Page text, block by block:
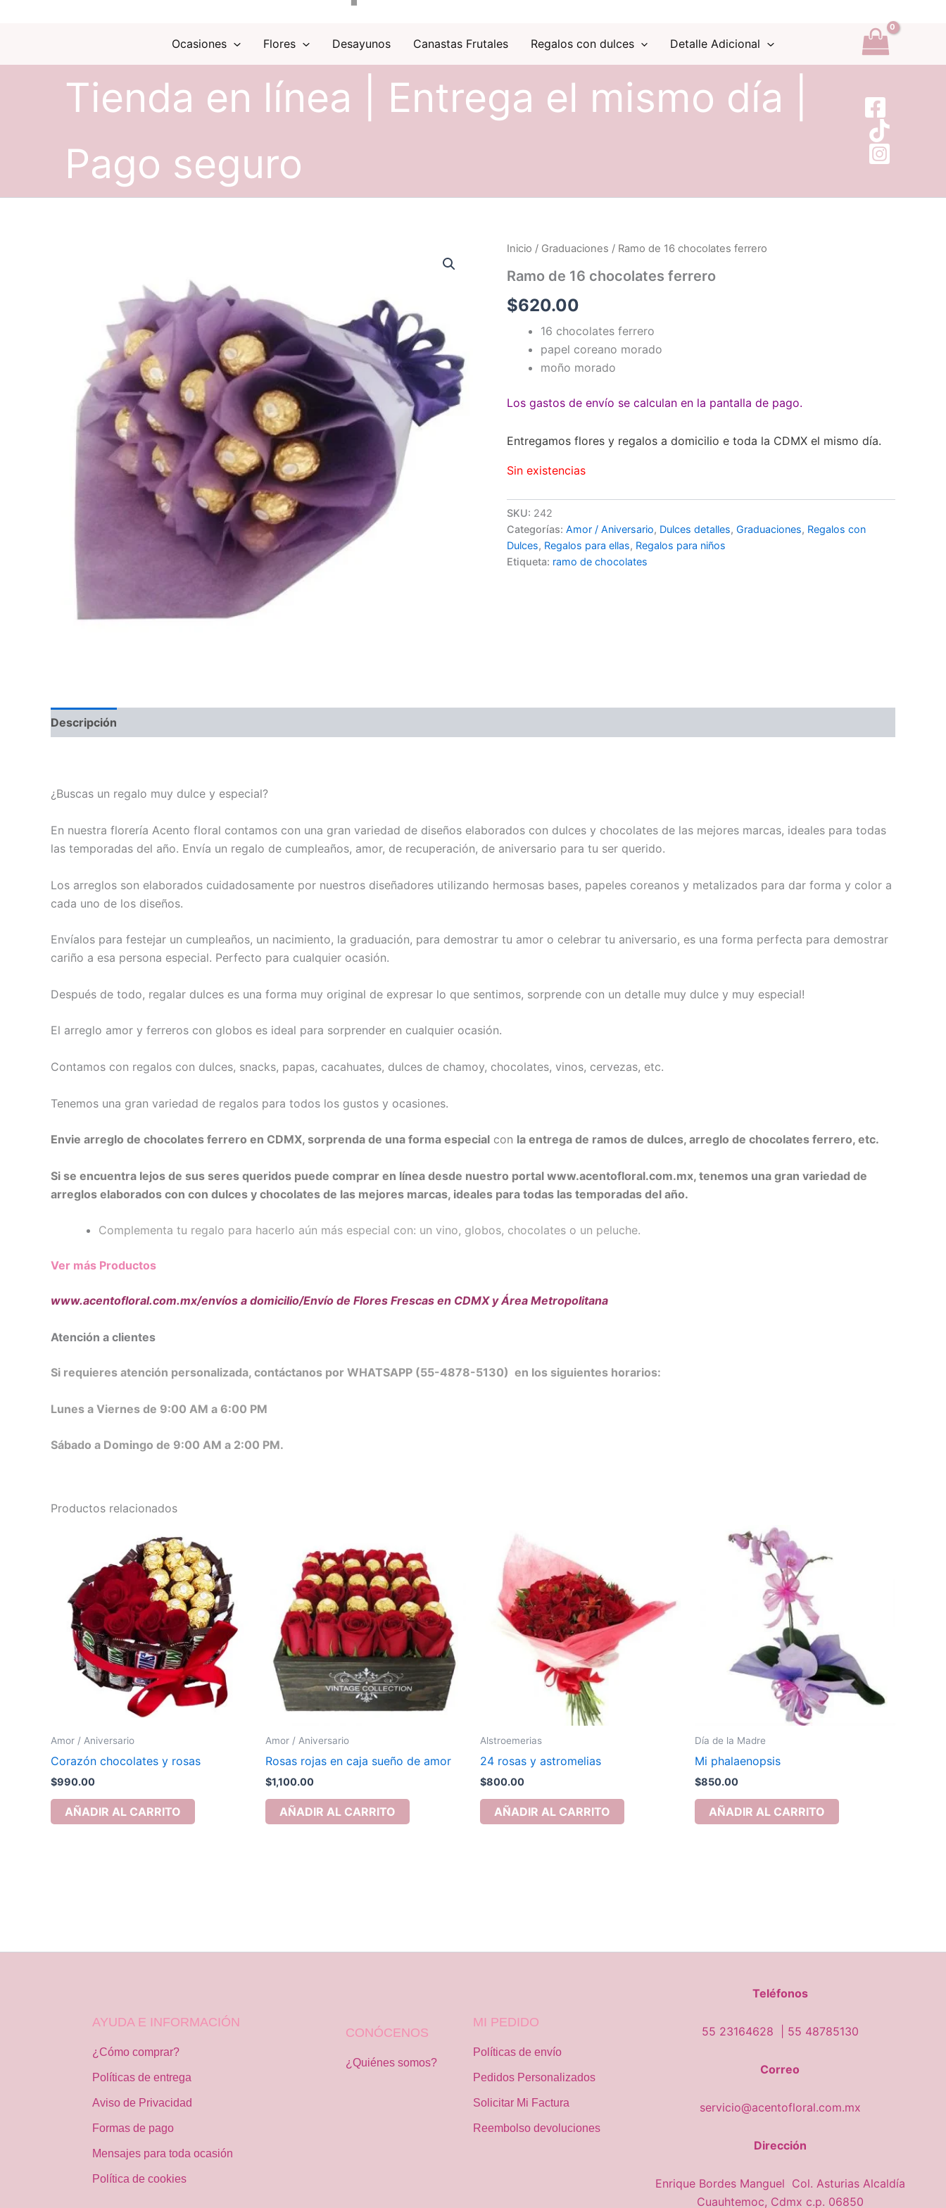
Ocasiones Flores Desayunos Canastas Frutales Regalos con dulces Detalle Adicional
Tienda en línea | Entrega el mismo día |
Pago seguro
Inicio / Graduaciones / Ramo de 16 chocolates ferrero
Ramo de 16 chocolates ferrero
$620.00
16 chocolates ferrero
papel coreano morado
moño morado
Los gastos de envío se calculan en la pantalla de pago.
Entregamos flores y regalos a domicilio e toda la CDMX el mismo día.
Sin existencias
SKU: 242
Categorías: Amor / Aniversario, Dulces detalles, Graduaciones, Regalos con
Dulces, Regalos para ellas, Regalos para niños
Etiqueta: ramo de chocolates
Descripción
¿Buscas un regalo muy dulce y especial?
En nuestra florería Acento floral contamos con una gran variedad de diseños elaborados con dulces y chocolates de las mejores marcas, ideales para todas
las temporadas del año. Envía un regalo de cumpleaños, amor, de recuperación, de aniversario para tu ser querido.
Los arreglos son elaborados cuidadosamente por nuestros diseñadores utilizando hermosas bases, papeles coreanos y metalizados para dar forma y color a
cada uno de los diseños.
Envíalos para festejar un cumpleaños, un nacimiento, la graduación, para demostrar tu amor o celebrar tu aniversario, es una forma perfecta para demostrar
cariño a esa persona especial. Perfecto para cualquier ocasión.
Después de todo, regalar dulces es una forma muy original de expresar lo que sentimos, sorprende con un detalle muy dulce y muy especial!
El arreglo amor y ferreros con globos es ideal para sorprender en cualquier ocasión.
Contamos con regalos con dulces, snacks, papas, cacahuates, dulces de chamoy, chocolates, vinos, cervezas, etc.
Tenemos una gran variedad de regalos para todos los gustos y ocasiones.
Envie arreglo de chocolates ferrero en CDMX, sorprenda de una forma especial con la entrega de ramos de dulces, arreglo de chocolates ferrero, etc.
Si se encuentra lejos de sus seres queridos puede comprar en línea desde nuestro portal www.acentofloral.com.mx, tenemos una gran variedad de
arreglos elaborados con con dulces y chocolates de las mejores marcas, ideales para todas las temporadas del año.
Complementa tu regalo para hacerlo aún más especial con: un vino, globos, chocolates o un peluche.
Ver más Productos
www.acentofloral.com.mx/envíos a domicilio/Envío de Flores Frescas en CDMX y Área Metropolitana
Atención a clientes
Si requieres atención personalizada, contáctanos por WHATSAPP (55-4878-5130) en los siguientes horarios:
Lunes a Viernes de 9:00 AM a 6:00 PM
Sábado a Domingo de 9:00 AM a 2:00 PM.
Productos relacionados
Amor / Aniversario
Corazón chocolates y rosas
$990.00
AÑADIR AL CARRITO
Amor / Aniversario
Rosas rojas en caja sueño de amor
$1,100.00
AÑADIR AL CARRITO
Alstroemerias
24 rosas y astromelias
$800.00
AÑADIR AL CARRITO
Día de la Madre
Mi phalaenopsis
$850.00
AÑADIR AL CARRITO
AYUDA E INFORMACIÓN
¿Cómo comprar?
Políticas de entrega
Aviso de Privacidad
Formas de pago
Mensajes para toda ocasión
Política de cookies
CONÓCENOS
¿Quiénes somos?
MI PEDIDO
Políticas de envío
Pedidos Personalizados
Solicitar Mi Factura
Reembolso devoluciones
Teléfonos
55 23164628 | 55 48785130
Correo
servicio@acentofloral.com.mx
Dirección
Enrique Bordes Manguel Col. Asturias Alcaldía
Cuauhtemoc, Cdmx c.p. 06850